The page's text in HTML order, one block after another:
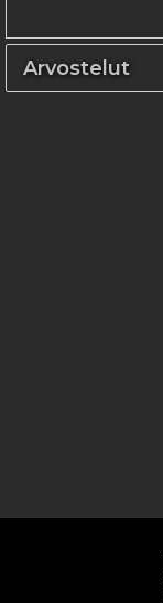
Arvostelut